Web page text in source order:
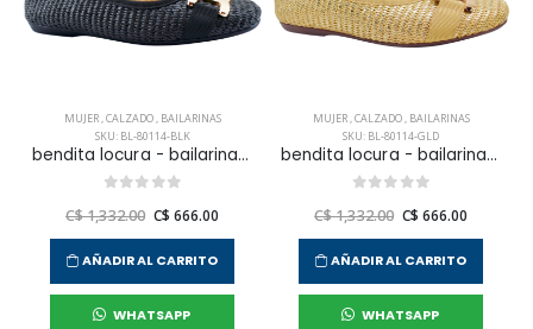
MUJER,CALZADO, BAILARINAS
SKU: BL-80114-BLK
bendita locura - bailarina madrid para mujer
C$ 1,332.00 C$ 666.00
AÑADIR AL CARRITO
WHATSAPP
MUJER,CALZADO, BAILARINAS
SKU: BL-80114-GLD
bendita locura - bailarina madrid para mujer
C$ 1,332.00 C$ 666.00
AÑADIR AL CARRITO
WHATSAPP